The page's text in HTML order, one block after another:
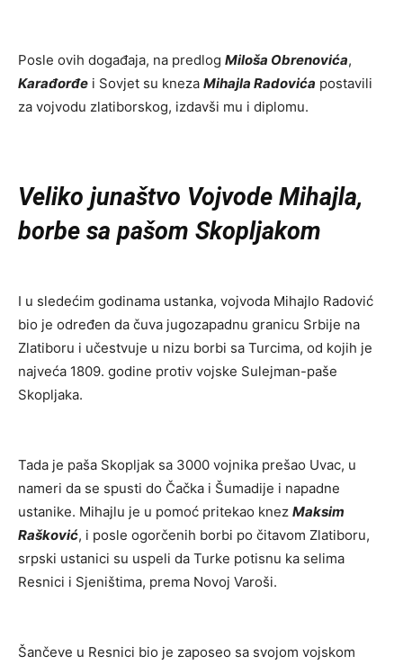
Posle ovih događaja, na predlog Miloša Obrenovića,
Karađorđe i Sovjet su kneza Mihajla Radovića postavili
za vojvodu zlatiborskog, izdavši mu i diplomu.
Veliko junaštvo Vojvode Mihajla,
borbe sa pašom Skopljakom
I u sledećim godinama ustanka, vojvoda Mihajlo Radović
bio je određen da čuva jugozapadnu granicu Srbije na
Zlatiboru i učestvuje u nizu borbi sa Turcima, od kojih je
najveća 1809. godine protiv vojske Sulejman-paše
Skopljaka.
Tada je paša Skopljak sa 3000 vojnika prešao Uvac, u
nameri da se spusti do Čačka i Šumadije i napadne
ustanike. Mihajlu je u pomoć pritekao knez Maksim
Rašković, i posle ogorčenih borbi po čitavom Zlatiboru,
srpski ustanici su uspeli da Turke potisnu ka selima
Resnici i Sjeništima, prema Novoj Varoši.
Šančeve u Resnici bio je zaposeo sa svojom vojskom